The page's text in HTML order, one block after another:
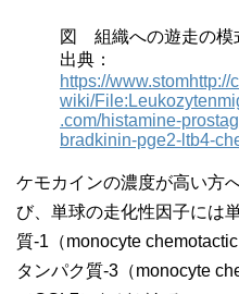
図 組織への遊走の模
出典：
https://
wiki/
.com/histamine-
bradkinin-pge2-ltb4-
ケモカインの濃度が高い方
び、単球の走化性因子には
質-1（monocyte
タンパク質-3（monocyte